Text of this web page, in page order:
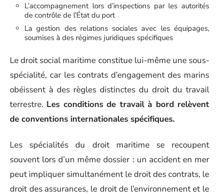
L’accompagnement lors d’inspections par les autorités
de contrôle de l’État du port
La gestion des relations sociales avec les équipages,
soumises à des régimes juridiques spécifiques
Le droit social maritime constitue lui-même une sous-
spécialité, car les contrats d’engagement des marins
obéissent à des règles distinctes du droit du travail
terrestre. Les conditions de travail à bord relèvent
de conventions internationales spécifiques.
Les spécialités du droit maritime se recoupent
souvent lors d’un même dossier : un accident en mer
peut impliquer simultanément le droit des contrats, le
droit des assurances, le droit de l’environnement et le